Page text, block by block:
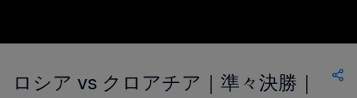
ロシア vs クロアチア｜準々決勝｜